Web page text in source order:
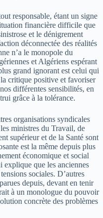
responsable, étant un signe
financière difficile que
et le dénigrement
déconnectée des réalités
n’a le monopole du
et Algériens espérant
grand ignorant est celui qui
critique positive et favoriser
différentes sensibilités, en
grâce à la tolérance.
organisations syndicales
ministres du Travail, de
supérieur et de la Santé sont
est la même depuis plus
économique et social
explique que les anciennes
sociales. D’autres
depuis, devant en tenir
à un monologue du pouvoir
concrète des problèmes